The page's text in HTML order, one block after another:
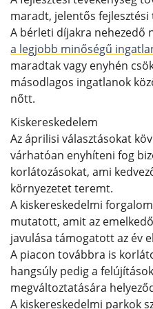
maradt, jelentős fejlesztési
A bérleti díjakra nehezedő
a legjobb minőségű
maradtak vagy enyhén
másodlagos ingatlanok
nőtt.
Kiskereskedelem
Az áprilisi választásokat
várhatóan enyhíteni fog
korlátozásokat, ami
környezetet teremt.
A kiskereskedelmi
mutatott, amit az
javulása támogatott az év
A piacon továbbra is
hangsúly pedig a
megváltoztatására
A kiskereskedelmi parkok